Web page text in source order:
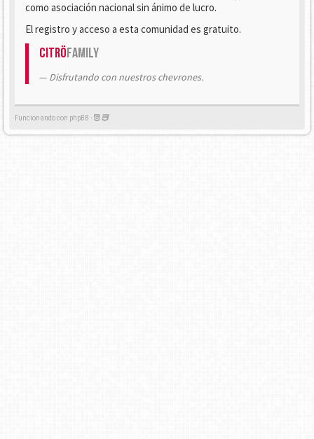
como asociación nacional sin ánimo de lucro.
El registro y acceso a esta comunidad es gratuito.
CitröFamily
Disfrutando con nuestros chevrones.
Funcionando con phpBB -